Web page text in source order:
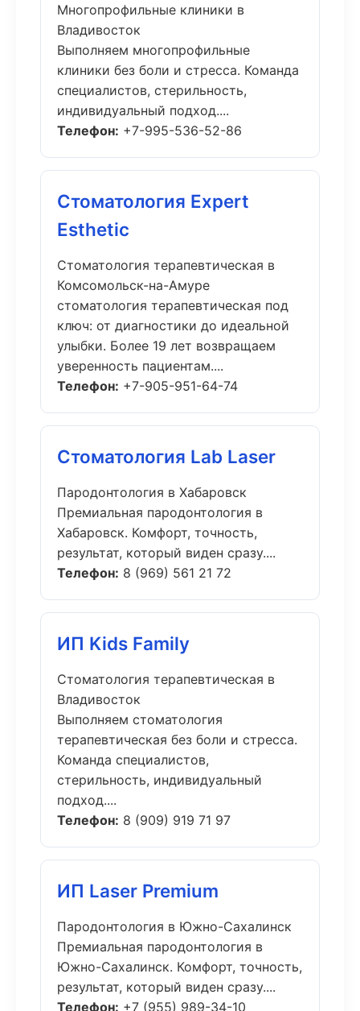
Многопрофильные клиники в
Владивосток
Выполняем многопрофильные
клиники без боли и стресса. Команда
специалистов, стерильность,
индивидуальный подход....
Телефон: +7-995-536-52-86
Стоматология Expert
Esthetic
Стоматология терапевтическая в
Комсомольск-на-Амуре
стоматология терапевтическая под
ключ: от диагностики до идеальной
улыбки. Более 19 лет возвращаем
уверенность пациентам....
Телефон: +7-905-951-64-74
Стоматология Lab Laser
Пародонтология в Хабаровск
Премиальная пародонтология в
Хабаровск. Комфорт, точность,
результат, который виден сразу....
Телефон: 8 (969) 561 21 72
ИП Kids Family
Стоматология терапевтическая в
Владивосток
Выполняем стоматология
терапевтическая без боли и стресса.
Команда специалистов,
стерильность, индивидуальный
подход....
Телефон: 8 (909) 919 71 97
ИП Laser Premium
Пародонтология в Южно-Сахалинск
Премиальная пародонтология в
Южно-Сахалинск. Комфорт, точность,
результат, который виден сразу....
Телефон: +7 (955) 989-34-10